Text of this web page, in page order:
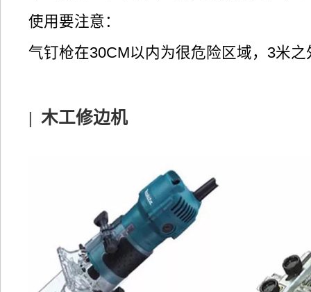
使用要注意：
气钉枪在30CM以内为很危险区域，3米
| 木工修边机